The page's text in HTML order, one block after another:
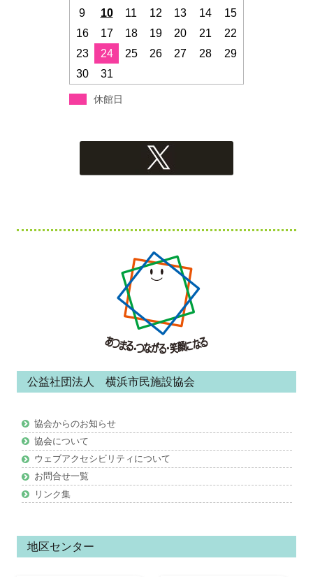
9
10 11 12 13 14
15
16
17 18 19 20 21
22
23
24 25 26 27 28
29
30
31
休館日
テ
ツ
公益社団法人 横浜市民施設協会
協会からのお知らせ
協会について
ウェブアクセシビリティについて
お問合せ一覧
リンク集
地区センター